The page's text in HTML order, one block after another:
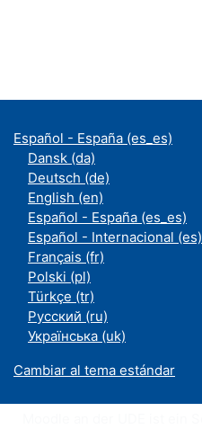
Español - España ‎(es_es)‎
Dansk ‎(da)‎
Deutsch ‎(de)‎
English ‎(en)‎
Español - España ‎(es_es)‎
Español - Internacional ‎(es)‎
Français ‎(fr)‎
Polski ‎(pl)‎
Türkçe ‎(tr)‎
Русский ‎(ru)‎
Українська ‎(uk)‎
Cambiar al tema estándar